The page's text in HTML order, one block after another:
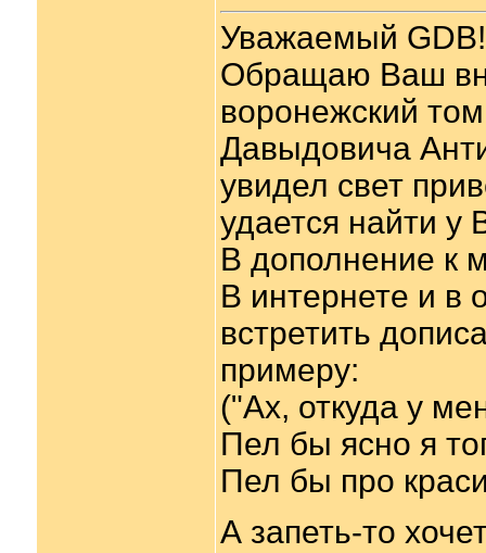
Уважаемый GDB!
Обращаю Ваш
воронежский
Давыдовича
увидел свет
удается найти у
В дополнение к
В интернете и в
встретить
примеру:
("Ах, откуда у
Пел бы ясно я
Пел бы про
А запеть-то